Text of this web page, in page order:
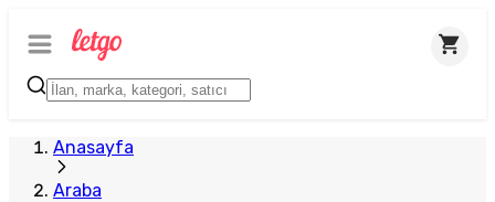
Anasayfa
Araba